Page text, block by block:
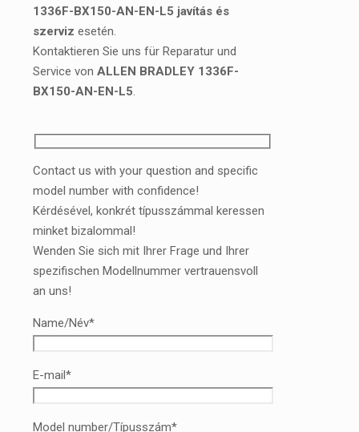
1336F-BX150-AN-EN-L5 javítás és
szerviz esetén.
Kontaktieren Sie uns für Reparatur und
Service von ALLEN BRADLEY 1336F-
BX150-AN-EN-L5.
Contact us with your question and specific
model number with confidence!
Kérdésével, konkrét típusszámmal keressen
minket bizalommal!
Wenden Sie sich mit Ihrer Frage und Ihrer
spezifischen Modellnummer vertrauensvoll
an uns!
Name/Név*
E-mail*
Model number/Típusszám*